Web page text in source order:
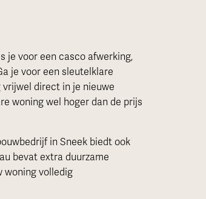
je voor een casco afwerking,
je voor een sleutelklare
direct in je nieuwe
woning wel hoger dan de prijs
in Sneek biedt ook
bevat extra duurzame
woning volledig